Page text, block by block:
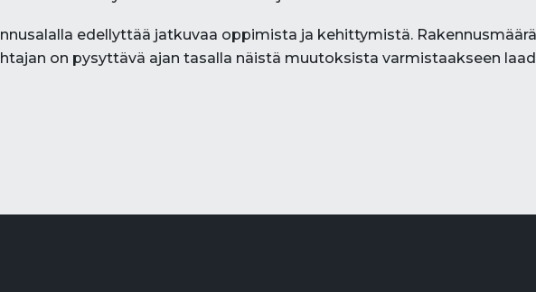
edellyttää jatkuvaa oppimista ja kehittymistä.
on pysyttävä ajan tasalla näistä muutoksista varmistaakseen